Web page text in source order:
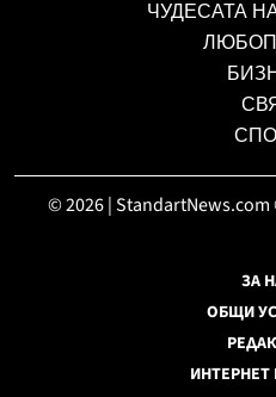
ЧУДЕСАТА
© 2026 |
ЗА
ОБЩИ